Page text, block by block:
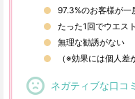
97.3%のお客様が一
たった1回でウエス
無理な勧誘がない
（※効果には個人差
ネガティブな口コミ